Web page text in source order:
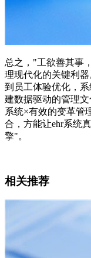
总之，"工欲善其事
理现代化的关键利
到员工体验优化，
建数据驱动的管理
系统×有效的变革管
合，方能让ehr系统
擎"。
相关推荐